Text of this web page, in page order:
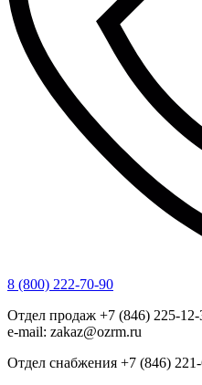
8 (800) 222-70-90
Отдел продаж +7 (846) 225-12-
e-mail: zakaz@ozrm.ru
Отдел снабжения +7 (846)